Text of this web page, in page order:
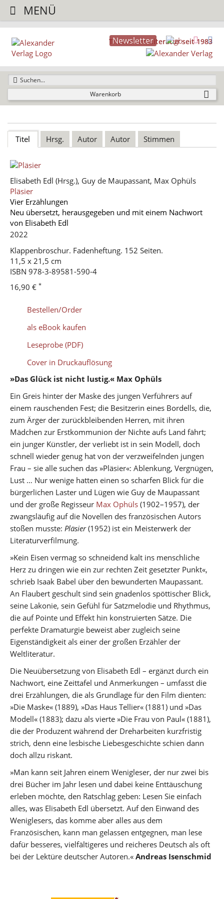
MENÜ
Newsletter
TheaterFilmLiteratur seit 1983
Warenkorb
Titel Hrsg. Autor Autor Stimmen
Elisabeth Edl (Hrsg.), Guy de Maupassant, Max Ophüls
Pläsier
Vier Erzählungen
Neu übersetzt, herausgegeben und mit einem Nachwort
von Elisabeth Edl
2022
Klappenbroschur. Fadenheftung. 152 Seiten.
11,5 x 21,5 cm
ISBN 978-3-89581-590-4
16,90 € *
Bestellen/Order
als eBook kaufen
Leseprobe (PDF)
Cover in Druckauflösung
»Das Glück ist nicht lustig.« Max Ophüls
Ein Greis hinter der Maske des jungen Verführers auf
einem rauschenden Fest; die Besitzerin eines Bordells, die,
zum Ärger der zurückbleibenden Herren, mit ihren
Mädchen zur Erstkommunion der Nichte aufs Land fährt;
ein junger Künstler, der verliebt ist in sein Modell, doch
schnell wieder genug hat von der verzweifelnden jungen
Frau – sie alle suchen das »Pläsier«: Ablenkung, Vergnügen,
Lust … Nur wenige hatten einen so scharfen Blick für die
bürgerlichen Laster und Lügen wie Guy de Maupassant
und der große Regisseur Max Ophüls (1902–1957), der
zwangsläufig auf die Novellen des französischen Autors
stoßen musste: Pläsier(1952) ist ein Meisterwerk der
Literaturverfilmung.
»Kein Eisen vermag so schneidend kalt ins menschliche
Herz zu dringen wie ein zur rechten Zeit gesetzter Punkt«,
schrieb Isaak Babel über den bewunderten Maupassant.
An Flaubert geschult sind sein gnadenlos spöttischer Blick,
seine Lakonie, sein Gefühl für Satzmelodie und Rhythmus,
die auf Pointe und Effekt hin konstruierten Sätze. Die
perfekte Dramaturgie beweist aber zugleich seine
Eigenständigkeit als einer der großen Erzähler der
Weltliteratur.
Die Neuübersetzung von Elisabeth Edl – ergänzt durch ein
Nachwort, eine Zeittafel und Anmerkungen – umfasst die
drei Erzählungen, die als Grundlage für den Film dienten:
»Die Maske« (1889), »Das Haus Tellier« (1881) und »Das
Modell« (1883); dazu als vierte »Die Frau von Paul« (1881),
die der Produzent während der Dreharbeiten kurzfristig
strich, denn eine lesbische Liebesgeschichte schien dann
doch allzu riskant.
»Man kann seit Jahren einem Wenigleser, der nur zwei bis
drei Bücher im Jahr lesen und dabei keine Enttäuschung
erleben möchte, den Ratschlag geben: Lesen Sie einfach
alles, was Elisabeth Edl übersetzt. Auf den Einwand des
Weniglesers, das komme aber alles aus dem
Französischen, kann man gelassen entgegnen, man lese
dafür besseres, vielfältigeres und reicheres Deutsch als oft
bei der Lektüre deutscher Autoren.« Andreas Isenschmid